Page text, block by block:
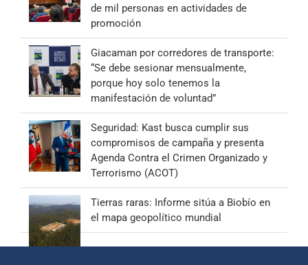
de mil personas en actividades de
promoción
Giacaman por corredores de transporte:
“Se debe sesionar mensualmente,
porque hoy solo tenemos la
manifestación de voluntad”
Seguridad: Kast busca cumplir sus
compromisos de campaña y presenta
Agenda Contra el Crimen Organizado y
Terrorismo (ACOT)
Tierras raras: Informe sitúa a Biobío en
el mapa geopolítico mundial